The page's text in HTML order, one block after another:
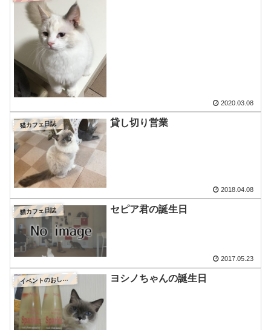
2020.03.08
猫カフェ日誌 貸し切り営業
2018.04.08
猫カフェ日誌 セピア君の誕生日
2017.05.23
イ
ベントのおしらせ ヨシノちゃんの誕生日